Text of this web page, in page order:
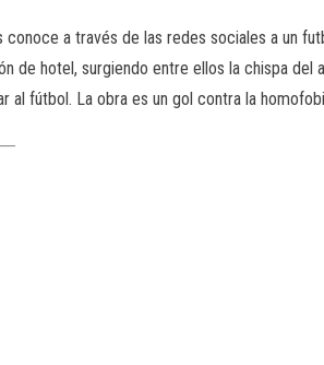
a través de las redes sociales a un
de hotel, surgiendo entre ellos la chispa
al fútbol. La obra es un gol contra la